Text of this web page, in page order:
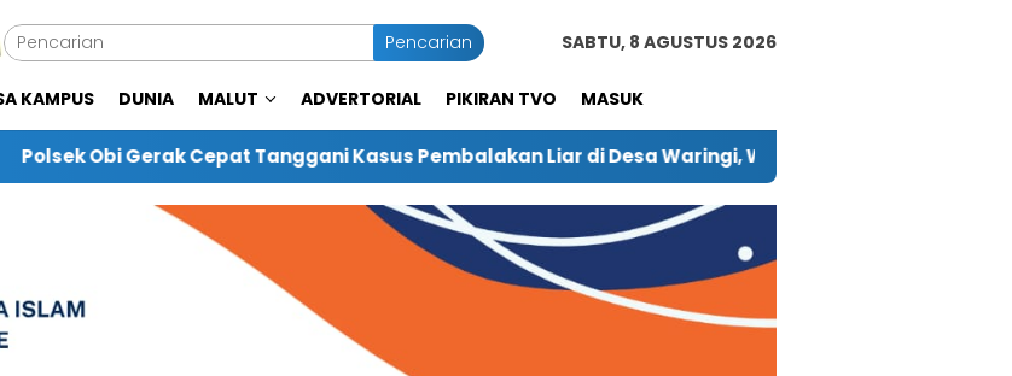
Pencarian SABTU, 8 AGUSTUS 2026
KAMPUS DUNIA MALUT ADVERTORIAL PIKIRAN TVO MASUK
Tanggani Kasus Pembalakan Liar di Desa Waringi, Warga Harap Pelaku Diberi Hukuman Berat